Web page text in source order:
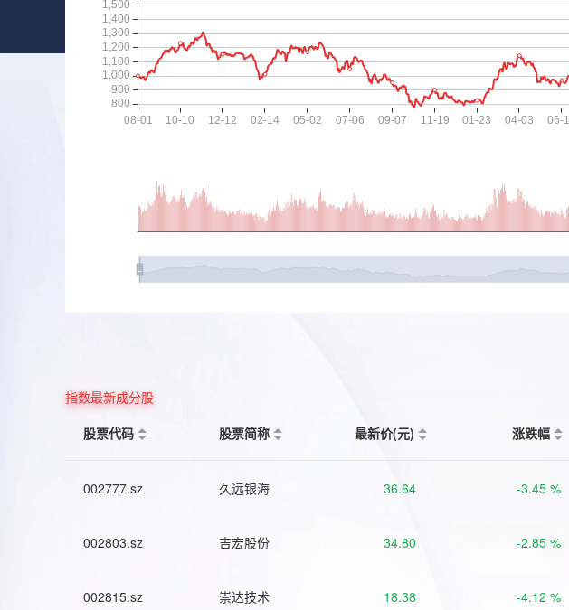
指数最新成分股
股票代码
股票简称 最新价(元) 涨跌幅
002777.sz 久远银海 36.64 -3.45 %
002803.sz 吉宏股份 34.80 -2.85 %
002815.sz 崇达技术 18.38 -4.12 %